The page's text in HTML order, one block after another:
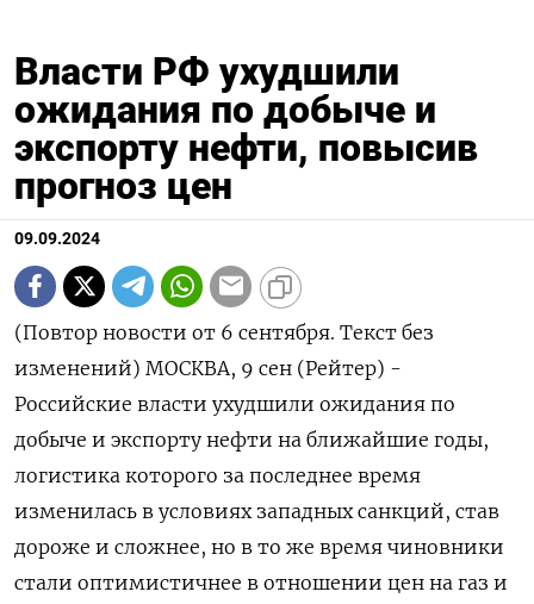
Власти РФ ухудшили
ожидания по добыче и
экспорту нефти, повысив
прогноз цен
09.09.2024
(Повтор новости от 6 сентября. Текст без
изменений) МОСКВА, 9 сен (Рейтер) -
Российские власти ухудшили ожидания по
добыче и экспорту нефти на ближайшие годы,
логистика которого за последнее время
изменилась в условиях западных санкций, став
дороже и сложнее, но в то же время чиновники
стали оптимистичнее в отношении цен на газ и